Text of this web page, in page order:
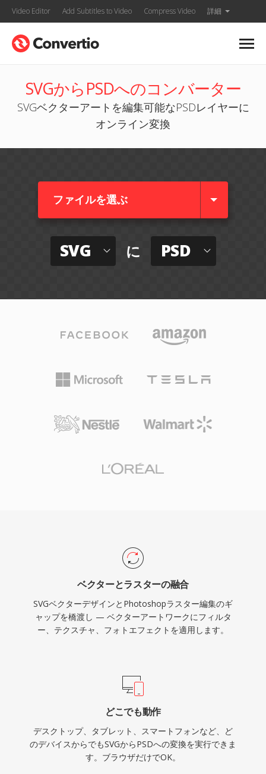
Video Editor Add Subtitles to Video Compress Video 詳細
SVGからPSDへのコンバーター
SVGベクターアートを編集可能なPSDレイヤーに
オンライン変換
ファイルを選ぶ
SVG に PSD
ベクターとラスターの融合
SVGベクターデザインとPhotoshopラスター編集のギ
ャップを橋渡し — ベクターアートワークにフィルタ
ー、テクスチャ、フォトエフェクトを適用します。
どこでも動作
デスクトップ、タブレット、スマートフォンなど、ど
のデバイスからでもSVGからPSDへの変換を実行できま
す。ブラウザだけでOK。